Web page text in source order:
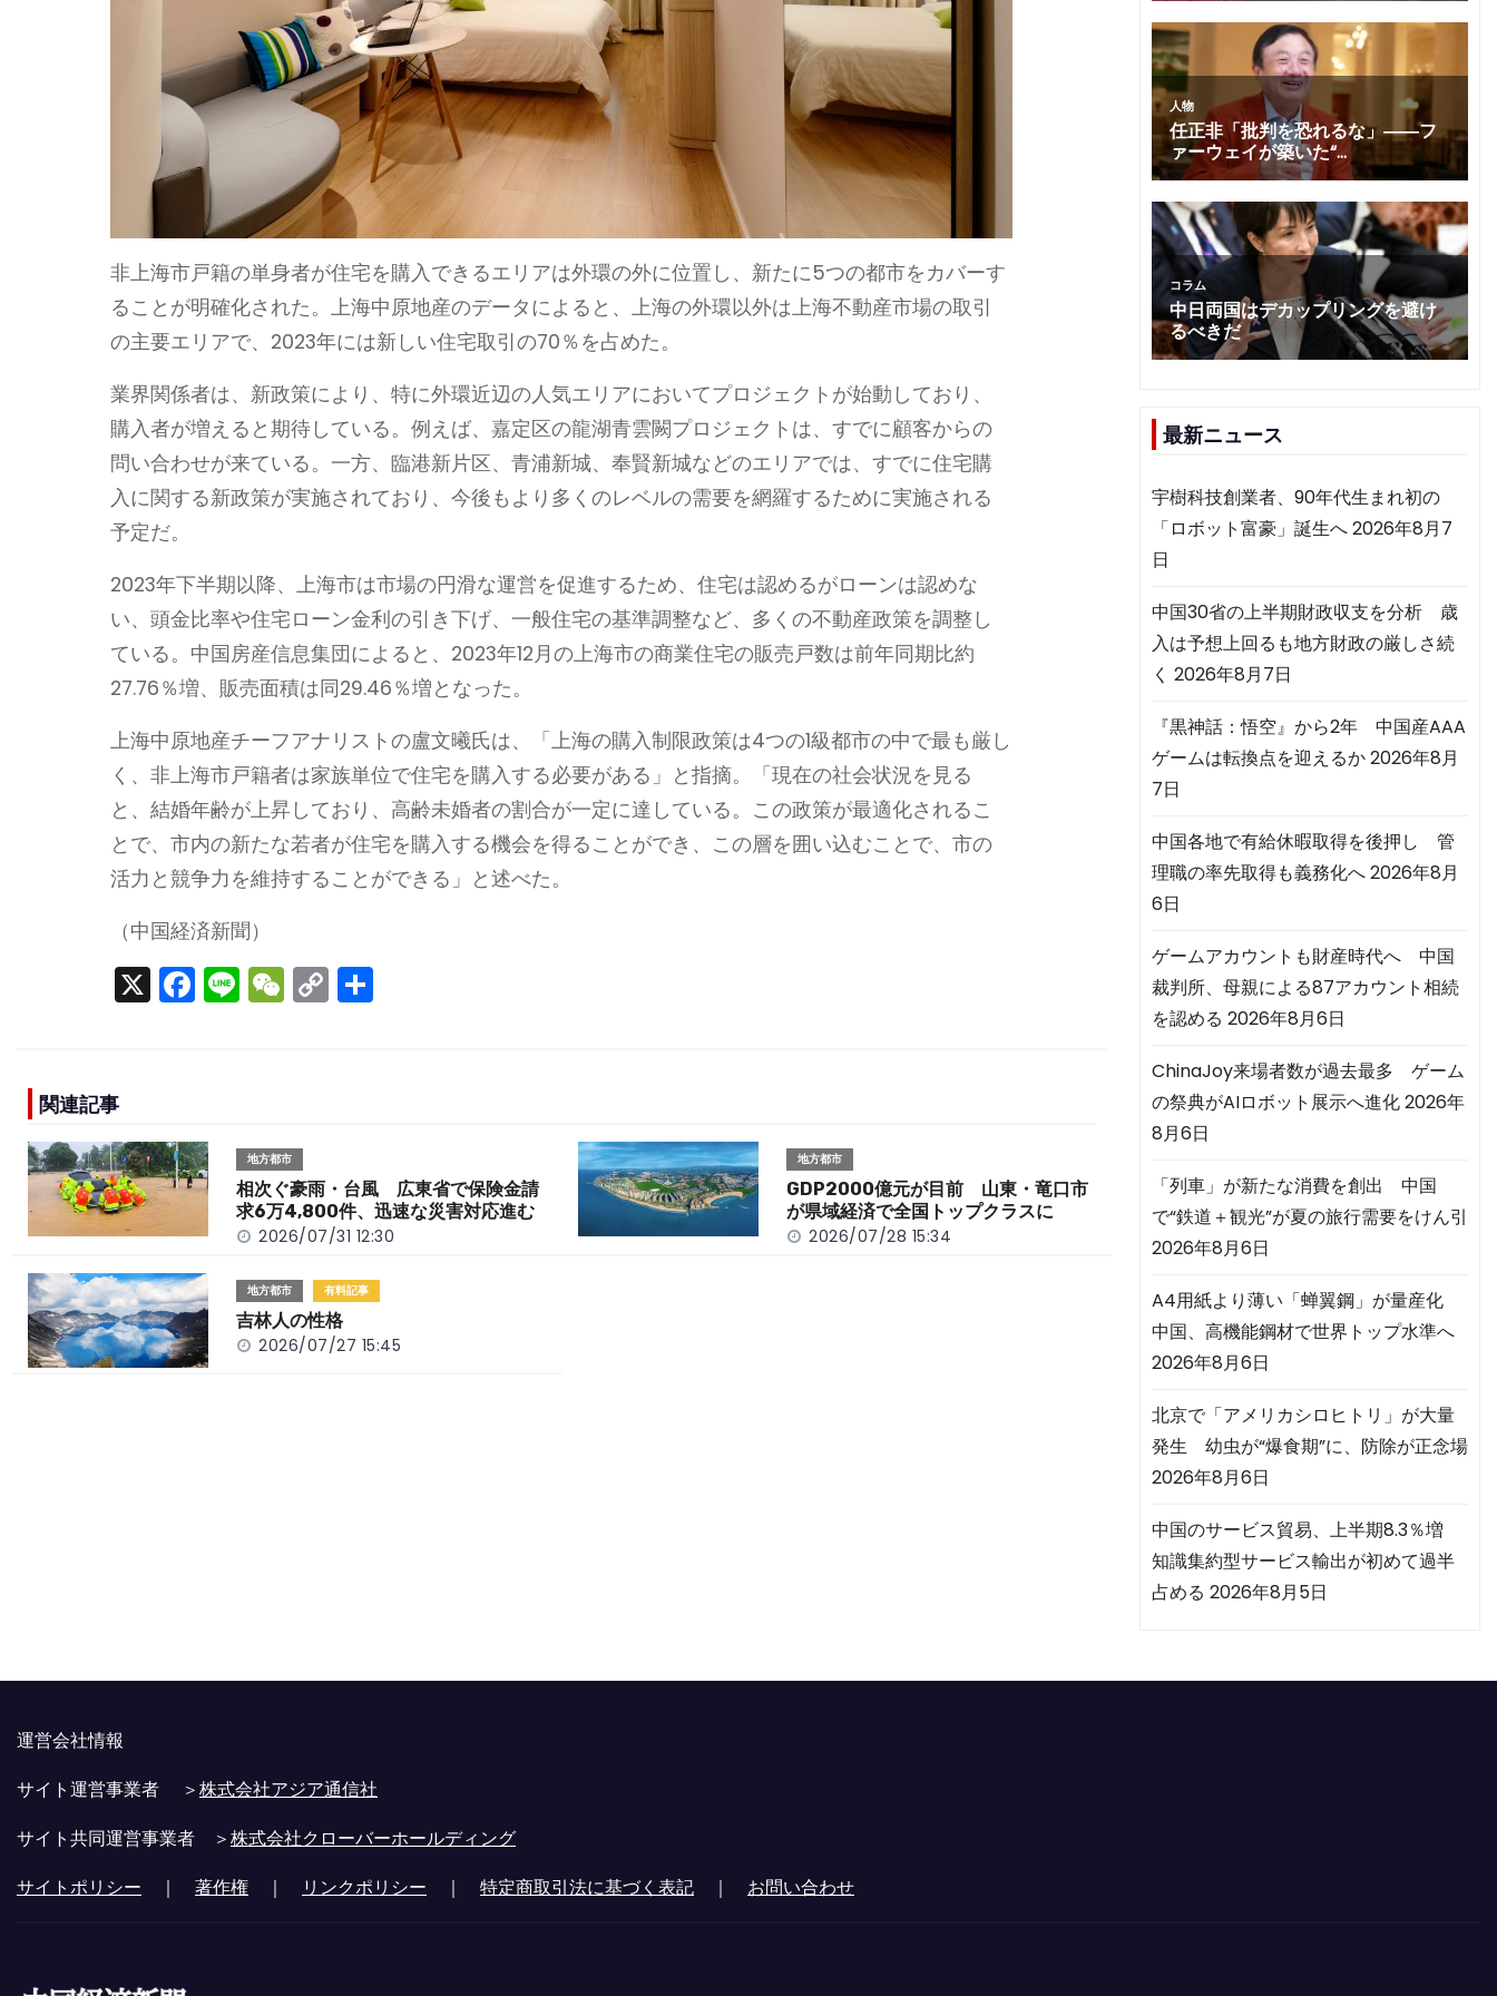
非上海市戸籍の単身者が住宅を購入できるエリアは外環の外に位置し、新たに5つの都市をカバーす
ることが明確化された。上海中原地産のデータによると、上海の外環以外は上海不動産市場の取引
の主要エリアで、2023年には新しい住宅取引の70％を占めた。
業界関係者は、新政策により、特に外環近辺の人気エリアにおいてプロジェクトが始動しており、
購入者が増えると期待している。例えば、嘉定区の龍湖青雲闕プロジェクトは、すでに顧客からの
問い合わせが来ている。一方、臨港新片区、青浦新城、奉賢新城などのエリアでは、すでに住宅購
入に関する新政策が実施されており、今後もより多くのレベルの需要を網羅するために実施される
予定だ。
2023年下半期以降、上海市は市場の円滑な運営を促進するため、住宅は認めるがローンは認めな
い、頭金比率や住宅ローン金利の引き下げ、一般住宅の基準調整など、多くの不動産政策を調整し
ている。中国房産信息集団によると、2023年12月の上海市の商業住宅の販売戸数は前年同期比約
27.76％増、販売面積は同29.46％増となった。
上海中原地産チーフアナリストの盧文曦氏は、「上海の購入制限政策は4つの1級都市の中で最も厳し
く、非上海市戸籍者は家族単位で住宅を購入する必要がある」と指摘。「現在の社会状況を見る
と、結婚年齢が上昇しており、高齢未婚者の割合が一定に達している。この政策が最適化されるこ
とで、市内の新たな若者が住宅を購入する機会を得ることができ、この層を囲い込むことで、市の
活力と競争力を維持することができる」と述べた。
（中国経済新聞）
X F
a
o
o
k
Li
n
W
e
t
C
o
k
関連記事
地方都市
相次ぐ豪雨・台風 広東省で保険金請
求6万4,800件、迅速な災害対応進む
2026/07/31 12:30
地方都市
GDP2000億元が目前 山東・竜口市
が県域経済で全国トップクラスに
2026/07/28 15:34
地方都市 有料記事
吉林人の性格
2026/07/27 15:45
最新ニュース
宇樹科技創業者、90年代生まれ初の
「ロボット富豪」誕生へ2026年8月7
日
中国30省の上半期財政収支を分析 歳
入は予想上回るも地方財政の厳しさ続
く 2026年8月7日
『黒神話：悟空』から2年 中国産AAA
ゲームは転換点を迎えるか2026年8月
7日
中国各地で有給休暇取得を後押し 管
理職の率先取得も義務化へ2026年8月
6日
ゲームアカウントも財産時代へ 中国
裁判所、母親による87アカウント相続
を認める 2026年8月6日
ChinaJoy来場者数が過去最多 ゲーム
の祭典がAIロボット展示へ進化2026年
8月6日
「列車」が新たな消費を創出 中国
で“鉄道＋観光”が夏の旅行需要をけん引
2026年8月6日
A4用紙より薄い「蝉翼鋼」が量産化
中国、高機能鋼材で世界トップ水準へ
2026年8月6日
北京で「アメリカシロヒトリ」が大量
発生 幼虫が“爆食期”に、防除が正念場
2026年8月6日
中国のサービス貿易、上半期8.3％増
知識集約型サービス輸出が初めて過半
占める 2026年8月5日
運営会社情報
サイト運営事業者 ＞株式会社アジア通信社
サイト共同運営事業者 ＞株式会社クローバーホールディング
サイトポリシー ｜ 著作権 ｜ リンクポリシー ｜ 特定商取引法に基づく表記 ｜ お問い合わせ